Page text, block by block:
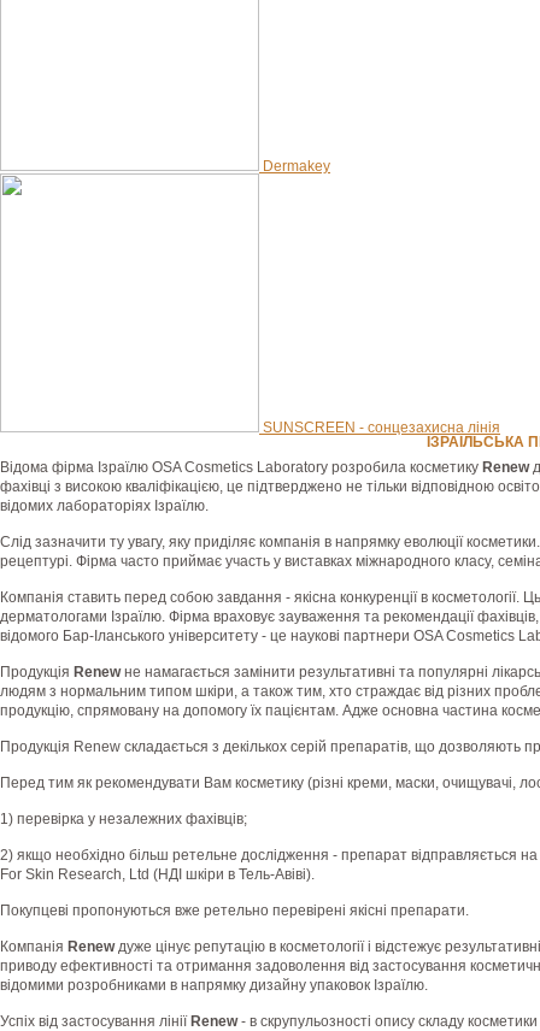
Dermakey
SUNSCREEN - сонцезахисна лінія
ІЗРАЇЛЬСЬКА
Відома фірма Ізраїлю OSA Cosmetics Laboratory розробила косметику Renew
фахівці з високою кваліфікацією, це підтверджено не тільки відповідною
відомих лабораторіях Ізраїлю.
Слід зазначити ту увагу, яку приділяє компанія в напрямку еволюції
рецептурі. Фірма часто приймає участь у виставках міжнародного класу,
Компанія ставить перед собою завдання - якісна конкуренції в
дерматологами Ізраїлю. Фірма враховує зауваження та рекомендації
відомого Бар-Іланського університету - це наукові партнери OSA Cosmetics
Продукція Renewне намагається замінити результативні та популярні
людям з нормальним типом шкіри, а також тим, хто страждає від різних
продукцію, спрямовану на допомогу їх пацієнтам. Адже основна частина
Продукція Renew складається з декількох серій препаратів, що дозволяють
Перед тим як рекомендувати Вам косметику (різні креми, маски, очищувачі,
1) перевірка у незалежних фахівців;
2) якщо необхідно більш ретельне дослідження - препарат відправляється
For Skin Research, Ltd (НДІ шкіри в Тель-Авіві).
Покупцеві пропонуються вже ретельно перевірені якісні препарати.
Компанія Renewдуже цінує репутацію в косметології і відстежує
приводу ефективності та отримання задоволення від застосування
відомими розробниками в напрямку дизайну упаковок Ізраїлю.
Успіх від застосування лінії Renew- в скрупульозності опису складу